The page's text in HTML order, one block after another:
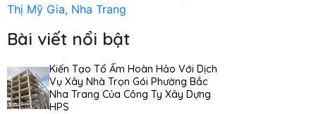
Thị Mỹ Gia, Nha Trang
Bài viết nổi bật
Kiến Tạo Tổ Ấm Hoàn Hảo Với Dịch
Vụ Xây Nhà Trọn Gói Phường Bắc
Nha Trang Của Công Ty Xây Dựng
HPS